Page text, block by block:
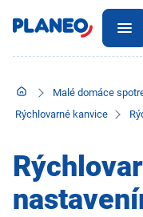
Malé domáce
Rýchlovarné kanvice